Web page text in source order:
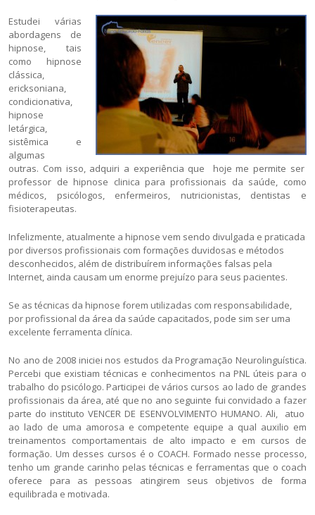
Estudei várias
abordagens de
hipnose, tais
como hipnose
clássica,
ericksoniana,
condicionativa,
hipnose
letárgica,
sistêmica e
algumas
outras. Com isso, adquiri a experiência que hoje me permite ser
professor de hipnose clinica para profissionais da saúde, como
médicos, psicólogos, enfermeiros, nutricionistas, dentistas e
fisioterapeutas.
Infelizmente, atualmente a hipnose vem sendo divulgada e praticada
por diversos profissionais com formações duvidosas e métodos
desconhecidos, além de distribuírem informações falsas pela
Internet, ainda causam um enorme prejuízo para seus pacientes.
Se as técnicas da hipnose forem utilizadas com responsabilidade,
por profissional da área da saúde capacitados, pode sim ser uma
excelente ferramenta clínica.
No ano de 2008 iniciei nos estudos da Programação Neurolinguística.
Percebi que existiam técnicas e conhecimentos na PNL úteis para o
trabalho do psicólogo. Participei de vários cursos ao lado de grandes
profissionais da área, até que no ano seguinte fui convidado a fazer
parte do instituto VENCER DE ESENVOLVIMENTO HUMANO. Ali, atuo
ao lado de uma amorosa e competente equipe a qual auxilio em
treinamentos comportamentais de alto impacto e em cursos de
formação. Um desses cursos é o COACH. Formado nesse processo,
tenho um grande carinho pelas técnicas e ferramentas que o coach
oferece para as pessoas atingirem seus objetivos de forma
equilibrada e motivada.